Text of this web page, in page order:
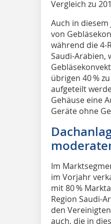
Vergleich zu
Auch in
von
während die 4-
Saudi-Arabien,
übrigen 40 %
aufgeteilt
Gehäuse eine
Geräte ohne
Im
im Vorjahr
mit 80 %
Region Saudi-
den
auch, die in